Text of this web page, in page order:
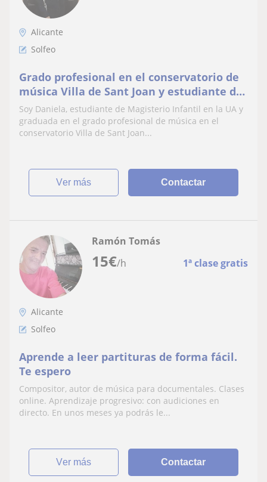
Alicante
Solfeo
Grado profesional en el conservatorio de
música Villa de Sant Joan y estudiante de
Magisterio Infantil
Soy Daniela, estudiante de Magisterio Infantil en la UA y
graduada en el grado profesional de música en el
conservatorio Villa de Sant Joan...
ver más Contactar
15€/h 1ª clase gratis
Ramón Tomás
Alicante
Solfeo
Aprende a leer partituras de forma fácil.
Te espero
Compositor, autor de música para documentales. Clases
online. Aprendizaje progresivo: con audiciones en
directo. En unos meses ya podrás le...
ver más Contactar